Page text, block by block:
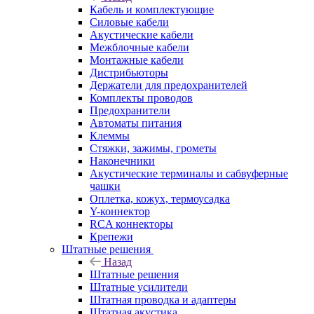
Кабель и комплектующие
Силовые кабели
Акустические кабели
Межблочные кабели
Монтажные кабели
Дистрибьюторы
Держатели для предохранителей
Комплекты проводов
Предохранители
Автоматы питания
Клеммы
Стяжки, зажимы, грометы
Наконечники
Акустические терминалы и сабвуферные
чашки
Оплетка, кожух, термоусадка
Y-коннектор
RCA коннекторы
Крепежи
Штатные решения
Назад
Штатные решения
Штатные усилители
Штатная проводка и адаптеры